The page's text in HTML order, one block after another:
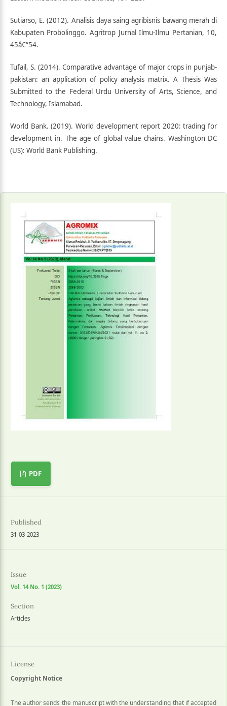
Sutiarso, E. (2012). Analisis daya saing agribisnis bawang merah di
Kabupaten Probolinggo. Agritrop Jurnal Ilmu-Ilmu Pertanian, 10,
45â€“54.
Tufail, S. (2014). Comparative advantage of major crops in punjab-
pakistan: an application of policy analysis matrix. A Thesis Was
Submitted to the Federal Urdu University of Arts, Science, and
Technology, Islamabad.
World Bank. (2019). World development report 2020: trading for
development in. The age of global value chains. Washington DC
(US): World Bank Publishing.
PDF
Published
31-03-2023
Issue
Vol. 14 No. 1 (2023)
Section
Articles
License
Copyright Notice
The author sends the manuscript with the understanding that if accepted